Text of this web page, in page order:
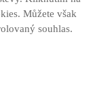
Můžete však
souhlas.